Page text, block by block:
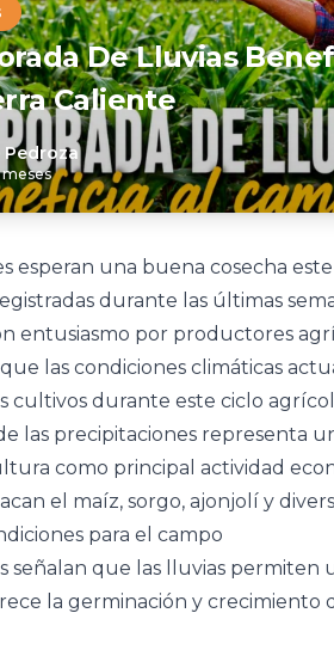
De Lluvias
Caliente
Pedroza
meses
esperan una buena cosecha
durante las últimas
entusiasmo por productores
las condiciones climáticas
cultivos durante este ciclo
las precipitaciones representa
como principal actividad
el maíz, sorgo, ajonjolí y
para el campo
señalan que las lluvias
la germinación y crecimiento